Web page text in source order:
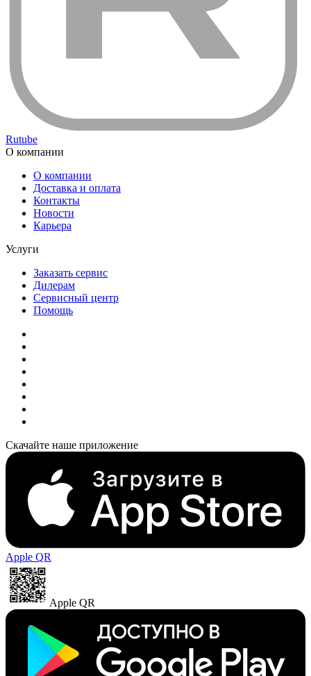
Rutube
О компании
О компании
Доставка и оплата
Контакты
Новости
Карьера
Услуги
Заказать сервис
Дилерам
Сервисный центр
Помощь
Скачайте наше приложение
Apple QR
Apple QR